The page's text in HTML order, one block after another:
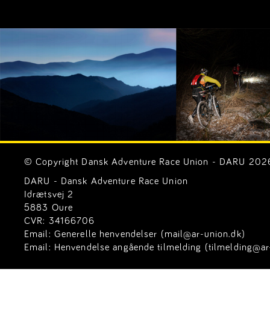
© Copyright Dansk Adventure Race Union - DARU
DARU - Dansk Adventure Race Union
Idrætsvej 2
5883 Oure
CVR: 34166706
Email: Generelle henvendelser (mail@ar-union.dk)
Email: Henvendelse angående tilmelding